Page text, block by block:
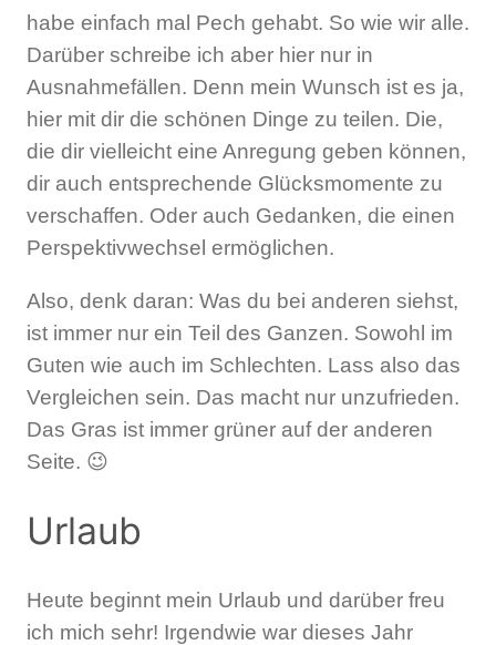
habe einfach mal Pech gehabt. So wie wir alle.
Darüber schreibe ich aber hier nur in
Ausnahmefällen. Denn mein Wunsch ist es ja,
hier mit dir die schönen Dinge zu teilen. Die,
die dir vielleicht eine Anregung geben können,
dir auch entsprechende Glücksmomente zu
verschaffen. Oder auch Gedanken, die einen
Perspektivwechsel ermöglichen.
Also, denk daran: Was du bei anderen siehst,
ist immer nur ein Teil des Ganzen. Sowohl im
Guten wie auch im Schlechten. Lass also das
Vergleichen sein. Das macht nur unzufrieden.
Das Gras ist immer grüner auf der anderen
Seite. 😉
Urlaub
Heute beginnt mein Urlaub und darüber freu
ich mich sehr! Irgendwie war dieses Jahr